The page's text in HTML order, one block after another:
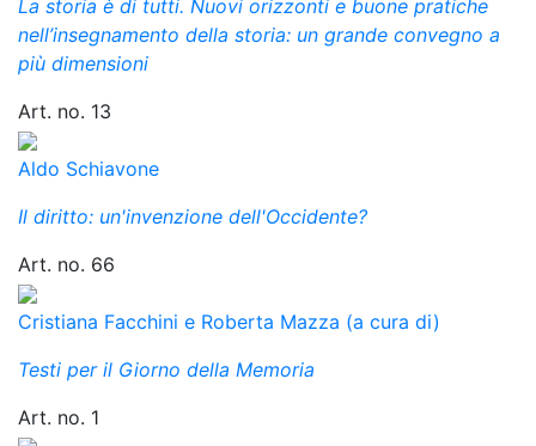
La storia è di tutti. Nuovi orizzonti e buone pratiche
nell’insegnamento della storia: un grande convegno a
più dimensioni
Art. no. 13
Aldo Schiavone
Il diritto: un'invenzione dell'Occidente?
Art. no. 66
Cristiana Facchini e Roberta Mazza (a cura di)
Testi per il Giorno della Memoria
Art. no. 1